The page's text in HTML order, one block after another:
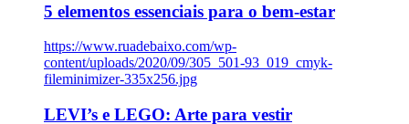
5 elementos essenciais para o bem-estar
https://www.ruadebaixo.com/wp-
content/uploads/2020/09/305_501-93_019_cmyk-
fileminimizer-335x256.jpg
LEVI’s e LEGO: Arte para vestir